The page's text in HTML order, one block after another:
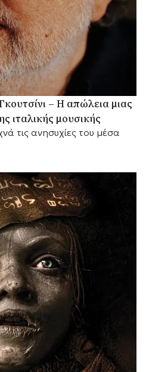
– Η απώλεια μιας
ιταλικής μουσικής
τις ανησυχίες του μέσα